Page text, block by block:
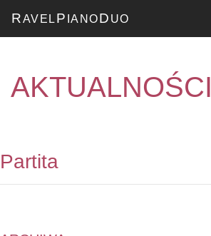
RAVEL P IANOD UO
AKTUALNOŚCI
Partita